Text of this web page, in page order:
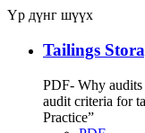
Үр дүнг шүүх
Tailings
PDF- Why audits
audit criteria for
Practice”